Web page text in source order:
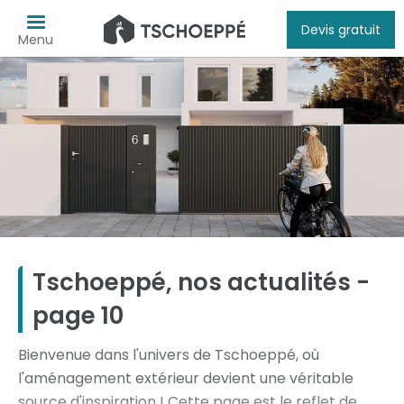
Menu
Devis gratuit
Tschoeppé, nos actualités -
page 10
Bienvenue dans l'univers de Tschoeppé, où
l'aménagement extérieur devient une véritable